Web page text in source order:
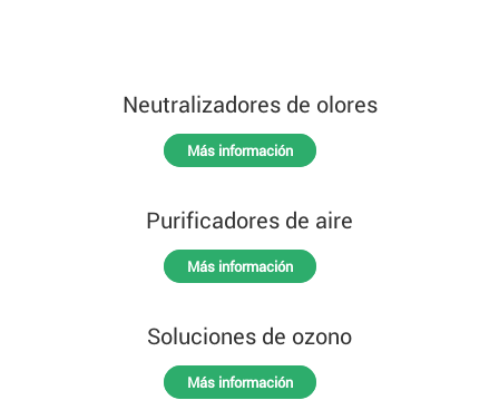
Neutralizadores de olores
Más información
Purificadores de aire
Más información
Soluciones de ozono
Más información